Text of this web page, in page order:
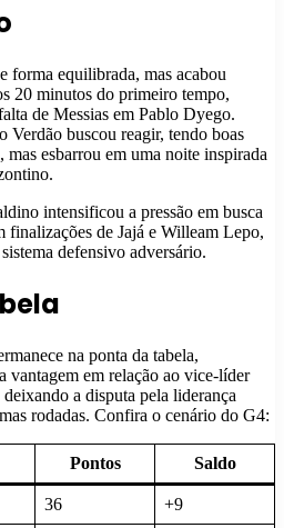
forma equilibrada, mas acabou
20 minutos do primeiro tempo,
de Messias em Pablo Dyego.
Verdão buscou reagir, tendo boas
esbarrou em uma noite inspirada
intensificou a pressão em busca
finalizações de Jajá e Willeam Lepo,
defensivo adversário.
na ponta da tabela,
vantagem em relação ao vice-líder
a disputa pela liderança
rodadas. Confira o cenário do G4:
Pontos Saldo
36 +9